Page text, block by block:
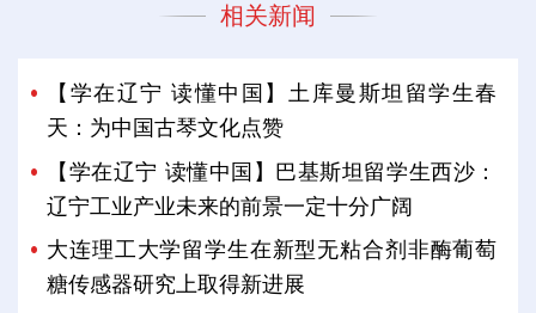
相关新闻
【学在辽宁 读懂中国】土库曼斯坦留学生春
天：为中国古琴文化点赞
【学在辽宁 读懂中国】巴基斯坦留学生西沙：
辽宁工业产业未来的前景一定十分广阔
大连理工大学留学生在新型无粘合剂非酶葡萄
糖传感器研究上取得新进展